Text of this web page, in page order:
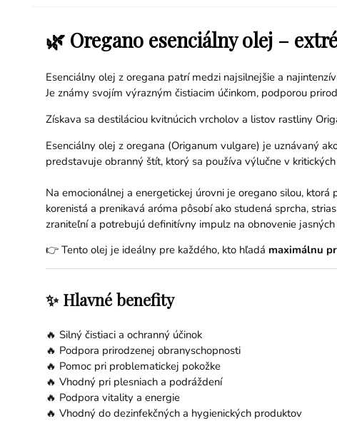
🌿 Oregano esenciálny olej –
Esenciálny olej z oregana patrí medzi najsilnejšie a
Je známy svojím výrazným čistiacim účinkom, podporou
Získava sa destiláciou kvitnúcich vrcholov a listov rastliny
Esenciálny olej z oregana (Origanum vulgare) je uznávaný
predstavuje obranný štít, ktorý sa používa výlučne v
Na emocionálnej a energetickej úrovni je oregano silou,
korenistá a prenikavá aróma pôsobí ako studená sprcha,
zraniteľní a potrebujú definitívny impulz na obnovenie
👉 Tento olej je ideálny pre každého, kto hľadá maximálnu
✨ Hlavné benefity
🔥 Silný čistiaci a ochranný účinok
🔥 Podpora prirodzenej obranyschopnosti
🔥 Pomoc pri problematickej pokožke
🔥 Vhodný pri plesniach a podráždení
🔥 Podpora vitality a energie
🔥 Vhodný do dezinfekčných a hygienických produktov